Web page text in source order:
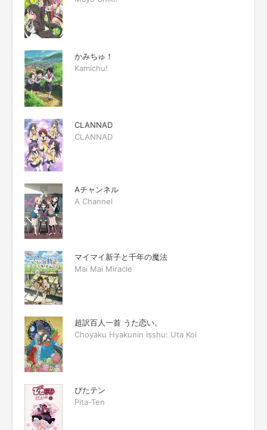
かみちゅ！
Kamichu!
CLANNAD
CLANNAD
Aチャンネル
A Channel
マイマイ新子と千年の魔法
Mai Mai Miracle
超訳百人一首 うた恋い。
Choyaku Hyakunin isshu: Uta Koi
ぴたテン
Pita-Ten